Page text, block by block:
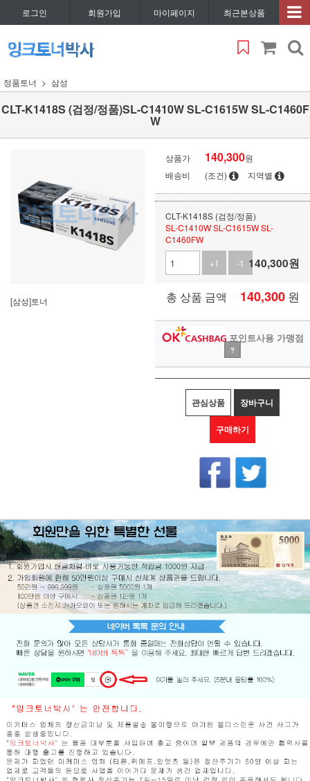
로그인 회원가입 마이페이지 최근본상품
정품토너 삼성
CLT-K1418S (검정/정품)SL-C1410W SL-C1615W SL-C1460F
W
[삼성]토너
상품가 140,300원
배송비
(조건) 지역별
CLT-K1418S (검정/정품)
SL-C1410W SL-C1615W SL-
C1460FW
+1
-1 140,300원
총 상품 금액 140,300 원
포인트사용 가맹점
?
관심상품 장바구니
구매하기